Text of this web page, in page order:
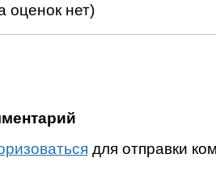
оценок нет)
для отправки